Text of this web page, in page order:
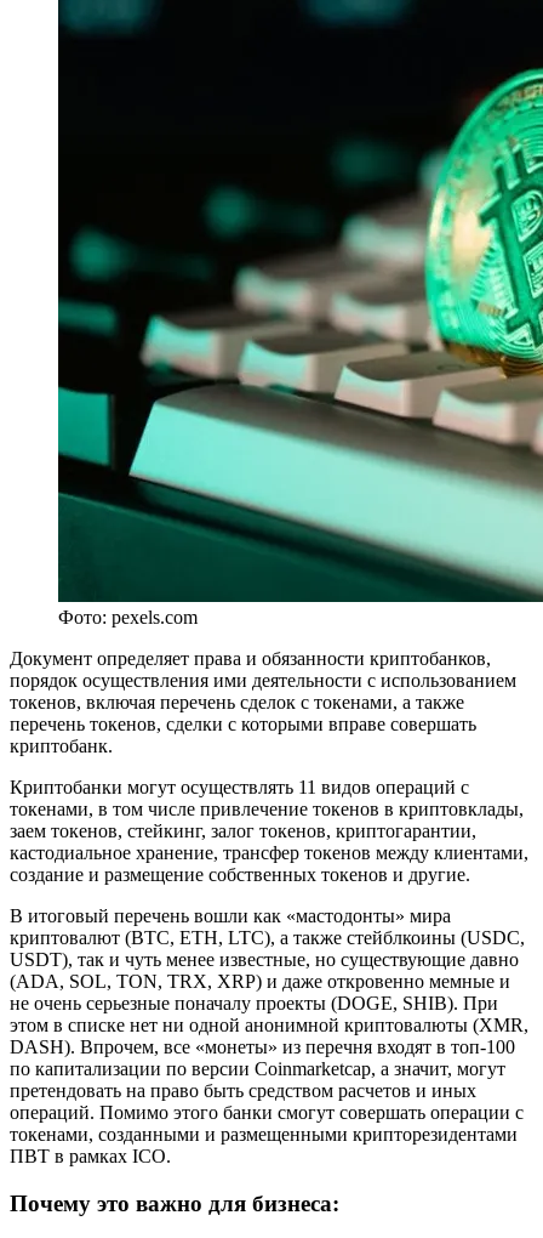
Фото: pexels.com
Документ определяет права и обязанности криптобанков,
порядок осуществления ими деятельности с использованием
токенов, включая перечень сделок с токенами, а также
перечень токенов, сделки с которыми вправе совершать
криптобанк.
Криптобанки могут осуществлять 11 видов операций с
токенами, в том числе привлечение токенов в криптовклады,
заем токенов, стейкинг, залог токенов, криптогарантии,
кастодиальное хранение, трансфер токенов между клиентами,
создание и размещение собственных токенов и другие.
В итоговый перечень вошли как «мастодонты» мира
криптовалют (BTC, ETH, LTC), а также стейблкоины (USDC,
USDT), так и чуть менее известные, но существующие давно
(ADA, SOL, TON, TRX, XRP) и даже откровенно мемные и
не очень серьезные поначалу проекты (DOGE, SHIB). При
этом в списке нет ни одной анонимной криптовалюты (XMR,
DASH). Впрочем, все «монеты» из перечня входят в топ-100
по капитализации по версии Coinmarketcap, а значит, могут
претендовать на право быть средством расчетов и иных
операций. Помимо этого банки смогут совершать операции с
токенами, созданными и размещенными крипторезидентами
ПВТ в рамках ICO.
Почему это важно для бизнеса: